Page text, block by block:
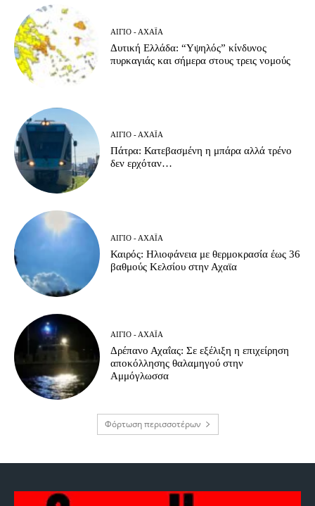
ΑΊΓΙΟ - ΑΧΑΪ́Α
Δυτική Ελλάδα: “Υψηλός” κίνδυνος
πυρκαγιάς και σήμερα στους τρεις νομούς
ΑΊΓΙΟ - ΑΧΑΪ́Α
Πάτρα: Κατεβασμένη η μπάρα αλλά τρένο
δεν ερχόταν…
ΑΊΓΙΟ - ΑΧΑΪ́Α
Καιρός: Ηλιοφάνεια με θερμοκρασία έως 36
βαθμούς Κελσίου στην Αχαϊα
ΑΊΓΙΟ - ΑΧΑΪ́Α
Δρέπανο Αχαΐας: Σε εξέλιξη η επιχείρηση
αποκόλλησης θαλαμηγού στην
Αμμόγλωσσα
Φόρτωση περισσοτέρων